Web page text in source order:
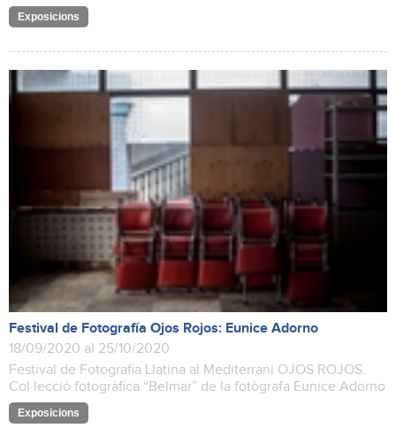
Exposicions
Festival de Fotografía Ojos Rojos: Eunice Adorno
18/09/2020 al 25/10/2020
Festival de Fotografia Llatina al Mediterrani OJOS ROJOS.
Col·lecció fotogràfica “Belmar” de la fotògrafa Eunice Adorno
Exposicions